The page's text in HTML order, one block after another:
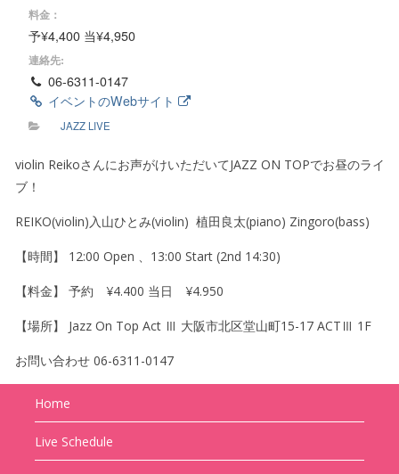
料金：
予¥4,400 当¥4,950
連絡先:
06-6311-0147
イベントのWebサイト
JAZZ LIVE
violin Reikoさんにお声がけいただいてJAZZ ON TOPでお昼のライ
ブ！
REIKO(violin)入山ひとみ(violin) 植田良太(piano) Zingoro(bass)
【時間】 12:00 Open 、13:00 Start (2nd 14:30)
【料金】 予約 ¥4.400 当日 ¥4.950
【場所】 Jazz On Top Act Ⅲ 大阪市北区堂山町15-17 ACTⅢ 1F
お問い合わせ 06-6311-0147
Home
Live Schedule